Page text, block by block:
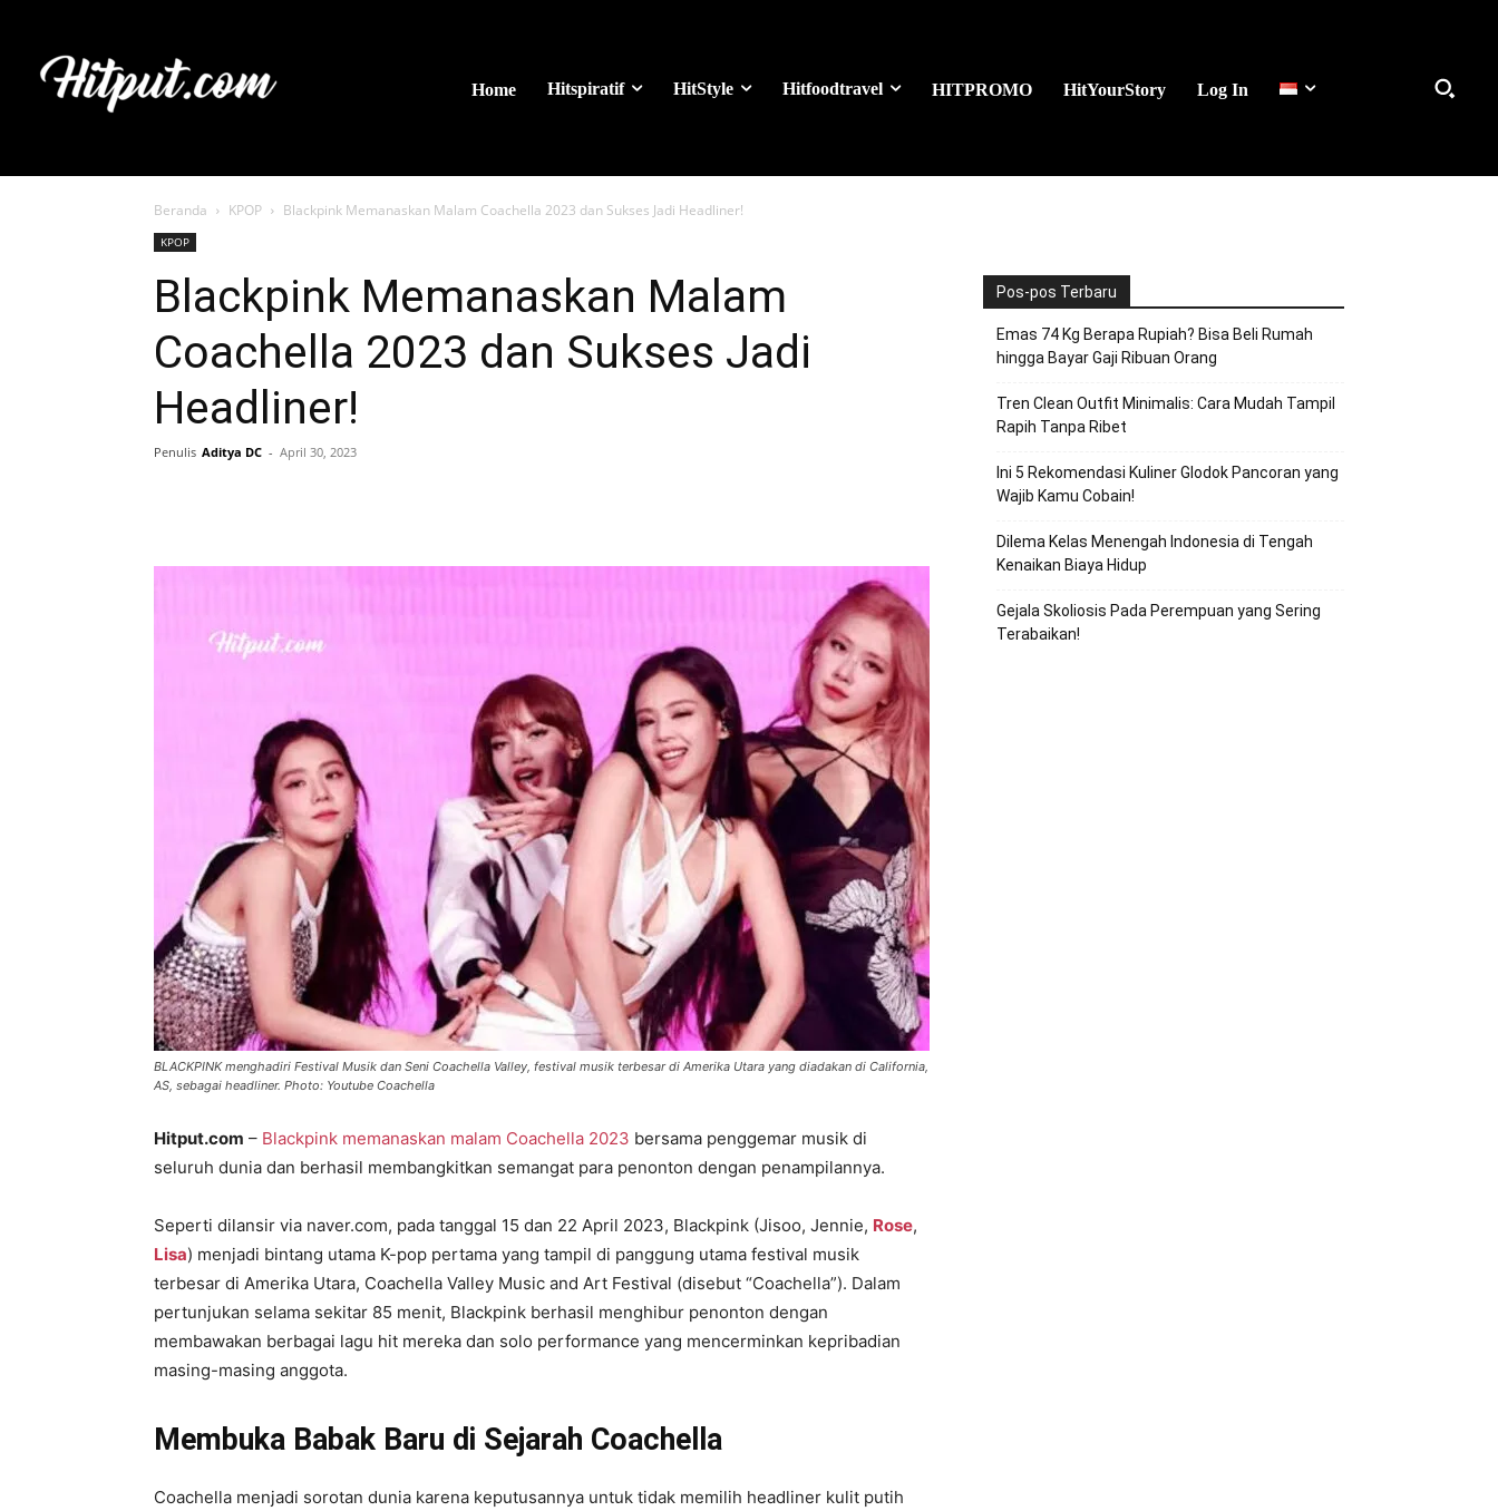
Home Hitspiratif HitStyle Hitfoodtravel HITPROMO HitYourStory Log In
Beranda KPOP Blackpink Memanaskan Malam Coachella 2023 dan Sukses Jadi Headliner!
KPOP
Blackpink Memanaskan Malam
Coachella 2023 dan Sukses Jadi
Headliner!
Penulis Aditya DC - April 30, 2023
BLACKPINK menghadiri Festival Musik dan Seni Coachella Valley, festival musik terbesar di Amerika Utara yang diadakan di California,
AS, sebagai headliner. Photo: Youtube Coachella
Hitput.com – Blackpink memanaskan malam Coachella 2023 bersama penggemar musik di
seluruh dunia dan berhasil membangkitkan semangat para penonton dengan penampilannya.
Seperti dilansir via naver.com, pada tanggal 15 dan 22 April 2023, Blackpink (Jisoo, Jennie, Rose,
Lisa) menjadi bintang utama K-pop pertama yang tampil di panggung utama festival musik
terbesar di Amerika Utara, Coachella Valley Music and Art Festival (disebut “Coachella”). Dalam
pertunjukan selama sekitar 85 menit, Blackpink berhasil menghibur penonton dengan
membawakan berbagai lagu hit mereka dan solo performance yang mencerminkan kepribadian
masing-masing anggota.
Membuka Babak Baru di Sejarah Coachella
Coachella menjadi sorotan dunia karena keputusannya untuk tidak memilih headliner kulit putih
Pos-pos Terbaru
Emas 74 Kg Berapa Rupiah? Bisa Beli Rumah
hingga Bayar Gaji Ribuan Orang
Tren Clean Outfit Minimalis: Cara Mudah Tampil
Rapih Tanpa Ribet
Ini 5 Rekomendasi Kuliner Glodok Pancoran yang
Wajib Kamu Cobain!
Dilema Kelas Menengah Indonesia di Tengah
Kenaikan Biaya Hidup
Gejala Skoliosis Pada Perempuan yang Sering
Terabaikan!